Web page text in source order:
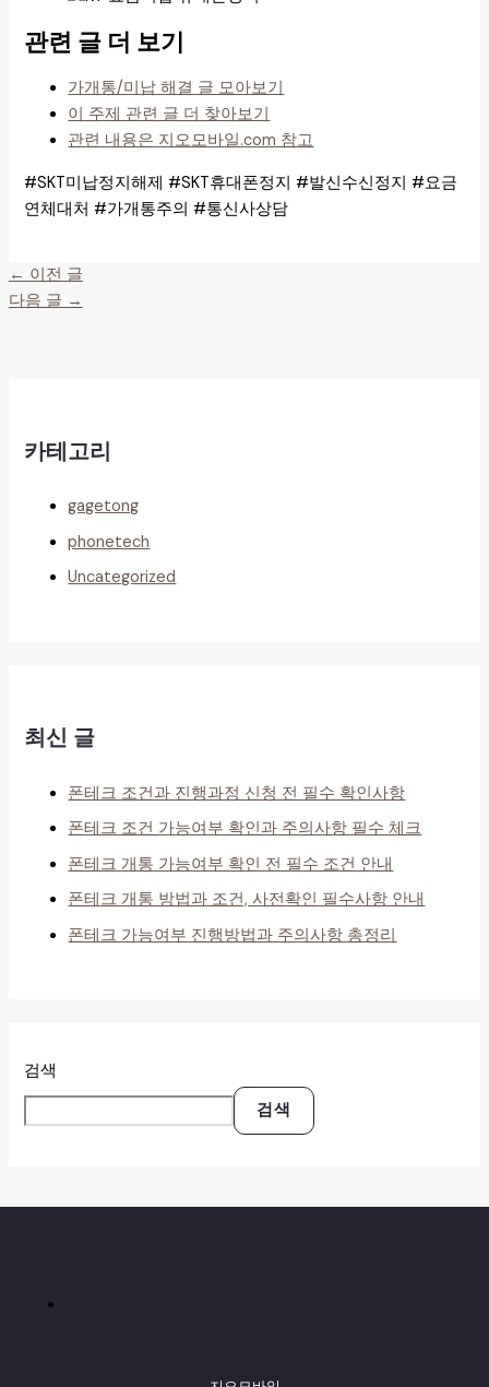
관련 글 더 보기
가개통/미납 해결 글 모아보기
이 주제 관련 글 더 찾아보기
관련 내용은 지오모바일.com 참고
#SKT미납정지해제 #SKT휴대폰정지 #발신수신정지 #요금
연체대처 #가개통주의 #통신사상담
← 이전 글
다음 글 →
카테고리
gagetong
phonetech
Uncategorized
최신 글
폰테크 조건과 진행과정 신청 전 필수 확인사항
폰테크 조건 가능여부 확인과 주의사항 필수 체크
폰테크 개통 가능여부 확인 전 필수 조건 안내
폰테크 개통 방법과 조건, 사전확인 필수사항 안내
폰테크 가능여부 진행방법과 주의사항 총정리
검색
검색